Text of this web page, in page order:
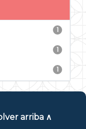
1
1
1
arriba ∧